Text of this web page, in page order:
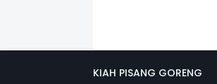
KIAH PISANG GORENG